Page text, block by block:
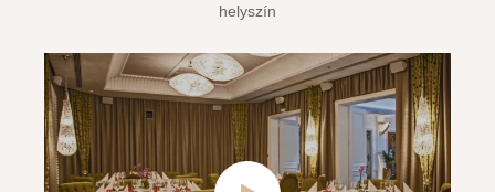
helyszín